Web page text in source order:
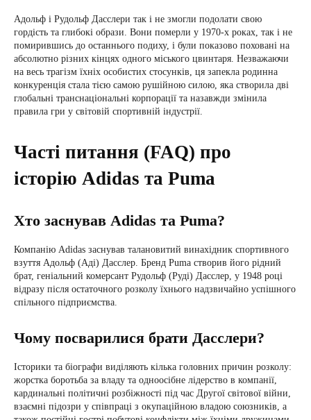
Адольф і Рудольф Дасслери так і не змогли подолати свою
гордість та глибокі образи. Вони померли у 1970-х роках, так і не
помирившись до останнього подиху, і були показово поховані на
абсолютно різних кінцях одного міського цвинтаря. Незважаючи
на весь трагізм їхніх особистих стосунків, ця запекла родинна
конкуренція стала тією самою рушійною силою, яка створила дві
глобальні транснаціональні корпорації та назавжди змінила
правила гри у світовій спортивній індустрії.
Часті питання (FAQ) про
історію Adidas та Puma
Хто заснував Adidas та Puma?
Компанію Adidas заснував талановитий винахідник спортивного
взуття Адольф (Аді) Дасслер. Бренд Puma створив його рідний
брат, геніальний комерсант Рудольф (Руді) Дасслер, у 1948 році
відразу після остаточного розколу їхнього надзвичайно успішного
спільного підприємства.
Чому посварилися брати Дасслери?
Історики та біографи виділяють кілька головних причин розколу:
жорстка боротьба за владу та одноосібне лідерство в компанії,
кардинальні політичні розбіжності під час Другої світової війни,
взаємні підозри у співпраці з окупаційною владою союзників, а